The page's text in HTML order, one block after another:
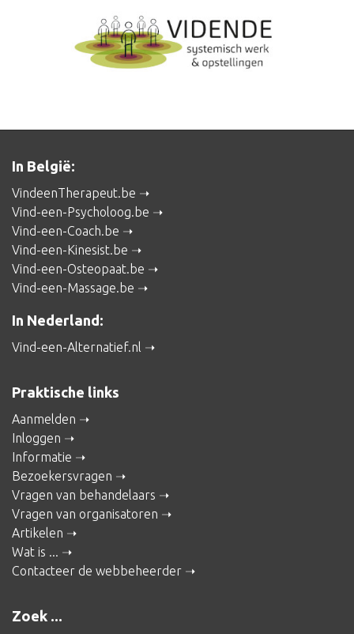
In België:
VindeenTherapeut.be
Vind-een-Psycholoog.be
Vind-een-Coach.be
Vind-een-Kinesist.be
Vind-een-Osteopaat.be
Vind-een-Massage.be
In Nederland:
Vind-een-Alternatief.nl
Praktische links
Aanmelden
Inloggen
Informatie
Bezoekersvragen
Vragen van behandelaars
Vragen van organisatoren
Artikelen
Wat is ...
Contacteer de webbeheerder
Zoek ...